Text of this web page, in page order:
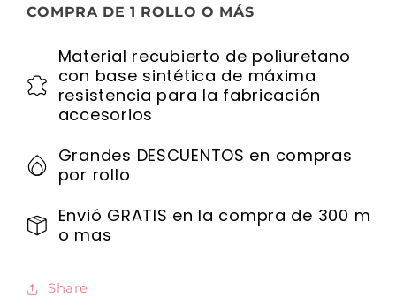
COMPRA DE 1 ROLLO O MÁS
Material recubierto de poliuretano
con base sintética de máxima
resistencia para la fabricación
accesorios
Grandes DESCUENTOS en compras
por rollo
Envió GRATIS en la compra de 300 m
o mas
Share